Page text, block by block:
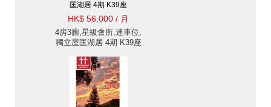
匡湖居 4期 K39座
HK$ 56,000 / 月
4房3廁,星級會所,連車位,
獨立屋匡湖居 4期 K39座